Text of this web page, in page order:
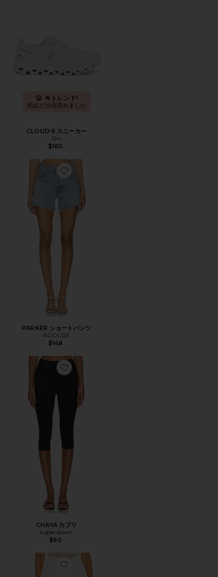
今トレンド!
先ほど29点売れました
CLOUD 6 スニーカー
On
$160
Favorite PARKER ショートパンツ
PARKER ショートパンツ
AGOLDE
$148
Favorite CHAYA カプリ
CHAYA カプリ
superdown
$60
Favorite PARKER LONG ショートパンツ